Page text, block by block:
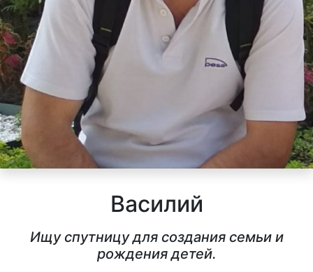
Василий
Ищу спутницу для создания семьи и
рождения детей.